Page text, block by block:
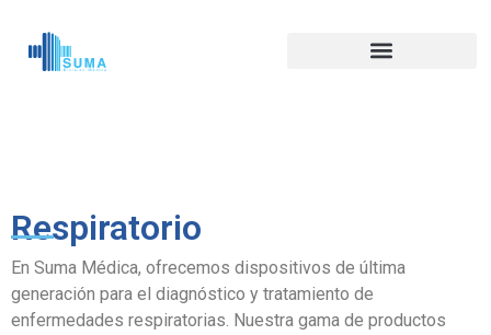
Respiratorio
En Suma Médica, ofrecemos dispositivos de última
generación para el diagnóstico y tratamiento de
enfermedades respiratorias. Nuestra gama de productos